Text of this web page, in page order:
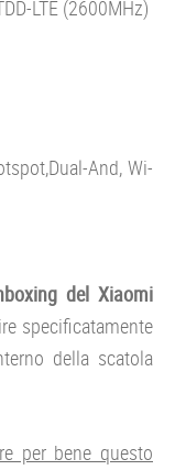
LTE (2600MHz)
And, Wi-
del Xiaomi
specificatamente
della scatola
per bene questo